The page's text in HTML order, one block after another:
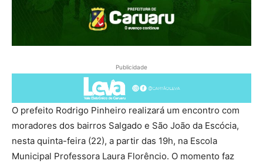
Publicidade
O prefeito Rodrigo Pinheiro realizará um encontro com
moradores dos bairros Salgado e São João da Escócia,
nesta quinta-feira (22), a partir das 19h, na Escola
Municipal Professora Laura Florêncio. O momento faz